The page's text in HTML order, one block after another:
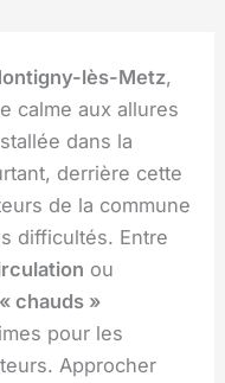
lès-Metz,
calme aux allures
dans la
derrière cette
de la commune
difficultés. Entre
ou
chauds »
pour les
Approcher